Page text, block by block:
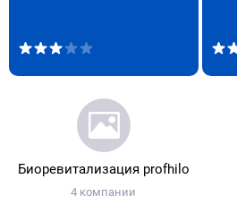
Биоревитализация profhilo
4 компании